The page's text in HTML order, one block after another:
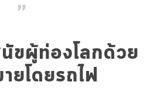
ขผู้ท่องโลกด้วย
ยโดยรถไฟ